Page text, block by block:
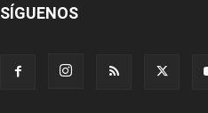
SÍGUENOS